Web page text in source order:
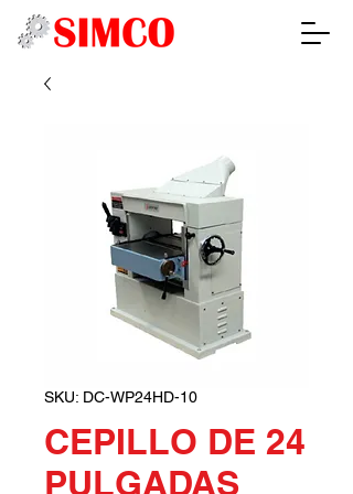
SKU: DC-WP24HD-10
CEPILLO DE 24
PULGADAS